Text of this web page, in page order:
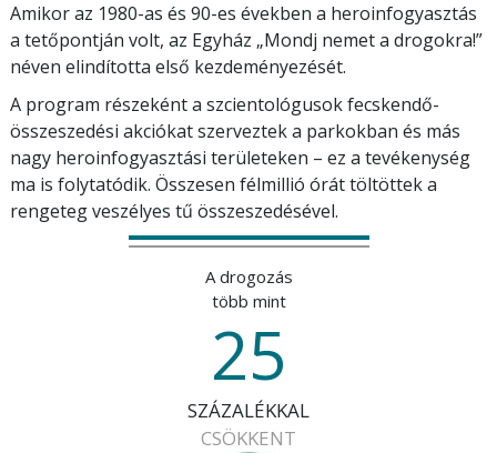
Amikor az 1980-as és 90-es években a heroinfogyasztás
a tetőpontján volt, az Egyház „Mondj nemet a drogokra!”
néven elindította első kezdeményezését.
A program részeként a szcientológusok fecskendő-
összeszedési akciókat szerveztek a parkokban és más
nagy heroinfogyasztási területeken – ez a tevékenység
ma is folytatódik. Összesen félmillió órát töltöttek a
rengeteg veszélyes tű összeszedésével.
A drogozás
több mint
25
SZÁZALÉKKAL
CSÖKKENT